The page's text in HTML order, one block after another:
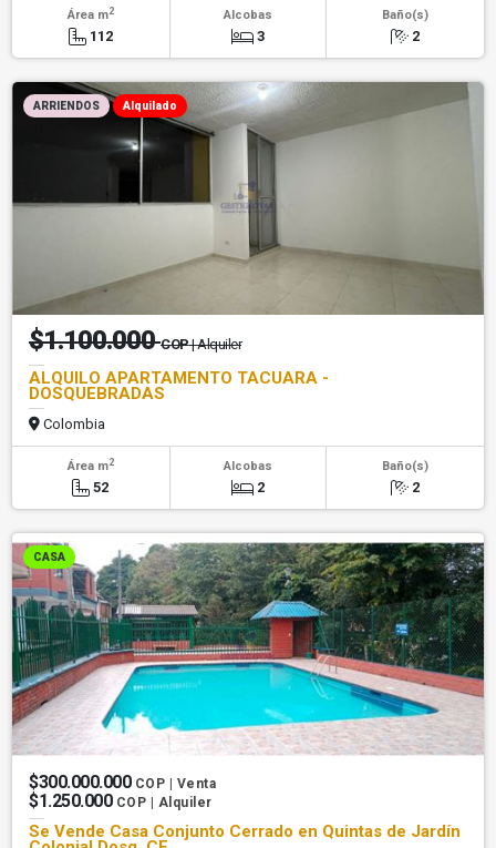
Área m2
112
Alcobas
3
Baño(s)
2
ARRIENDOS Alquilado
$1.100.000COP| Alquiler
ALQUILO APARTAMENTO TACUARA -
DOSQUEBRADAS
Colombia
Área m2
52
Alcobas
2
Baño(s)
2
CASA
$300.000.000 COP | Venta
$1.250.000 COP | Alquiler
Se Vende Casa Conjunto Cerrado en Quintas de Jardín